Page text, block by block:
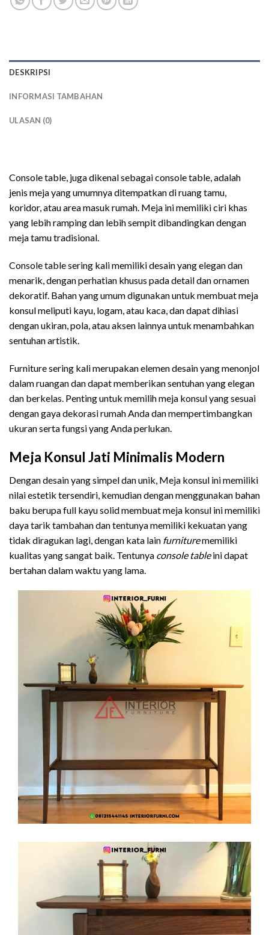
DESKRIPSI
INFORMASI TAMBAHAN
ULASAN (0)
Console table, juga dikenal sebagai console table, adalah
jenis meja yang umumnya ditempatkan di ruang tamu,
koridor, atau area masuk rumah. Meja ini memiliki ciri khas
yang lebih ramping dan lebih sempit dibandingkan dengan
meja tamu tradisional.
Console table sering kali memiliki desain yang elegan dan
menarik, dengan perhatian khusus pada detail dan ornamen
dekoratif. Bahan yang umum digunakan untuk membuat meja
konsul meliputi kayu, logam, atau kaca, dan dapat dihiasi
dengan ukiran, pola, atau aksen lainnya untuk menambahkan
sentuhan artistik.
Furniture sering kali merupakan elemen desain yang menonjol
dalam ruangan dan dapat memberikan sentuhan yang elegan
dan berkelas. Penting untuk memilih meja konsul yang sesuai
dengan gaya dekorasi rumah Anda dan mempertimbangkan
ukuran serta fungsi yang Anda perlukan.
Meja Konsul Jati Minimalis Modern
Dengan desain yang simpel dan unik, Meja konsul ini memiliki
nilai estetik tersendiri, kemudian dengan menggunakan bahan
baku berupa full kayu solid membuat meja konsul ini memiliki
daya tarik tambahan dan tentunya memiliki kekuatan yang
tidak diragukan lagi, dengan kata lain furniturememiliki
kualitas yang sangat baik. Tentunya console tableini dapat
bertahan dalam waktu yang lama.